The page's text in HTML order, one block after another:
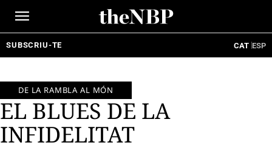
SUBSCRIU-TE CAT ESP
DE LA RAMBLA AL MÓN
EL BLUES DE LA
INFIDELITAT